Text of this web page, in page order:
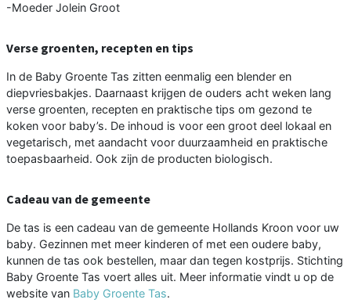
-Moeder Jolein Groot
Verse groenten, recepten en tips
In de Baby Groente Tas zitten eenmalig een blender en
diepvriesbakjes. Daarnaast krijgen de ouders acht weken lang
verse groenten, recepten en praktische tips om gezond te
koken voor baby’s. De inhoud is voor een groot deel lokaal en
vegetarisch, met aandacht voor duurzaamheid en praktische
toepasbaarheid. Ook zijn de producten biologisch.
Cadeau van de gemeente
De tas is een cadeau van de gemeente Hollands Kroon voor uw
baby. Gezinnen met meer kinderen of met een oudere baby,
kunnen de tas ook bestellen, maar dan tegen kostprijs. Stichting
Baby Groente Tas voert alles uit. Meer informatie vindt u op de
website van Baby Groente Tas.